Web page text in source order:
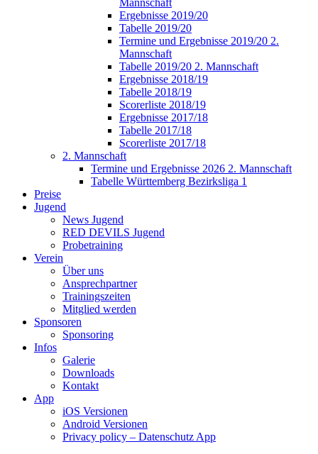
Mannschaft
Ergebnisse 2019/20
Tabelle 2019/20
Termine und Ergebnisse 2019/20 2.
Mannschaft
Tabelle 2019/20 2. Mannschaft
Ergebnisse 2018/19
Tabelle 2018/19
Scorerliste 2018/19
Ergebnisse 2017/18
Tabelle 2017/18
Scorerliste 2017/18
2. Mannschaft
Termine und Ergebnisse 2026 2. Mannschaft
Tabelle Württemberg Bezirksliga 1
Preise
Jugend
News Jugend
RED DEVILS Jugend
Probetraining
Verein
Über uns
Ansprechpartner
Trainingszeiten
Mitglied werden
Sponsoren
Sponsoring
Infos
Galerie
Downloads
Kontakt
App
iOS Versionen
Android Versionen
Privacy policy – Datenschutz App